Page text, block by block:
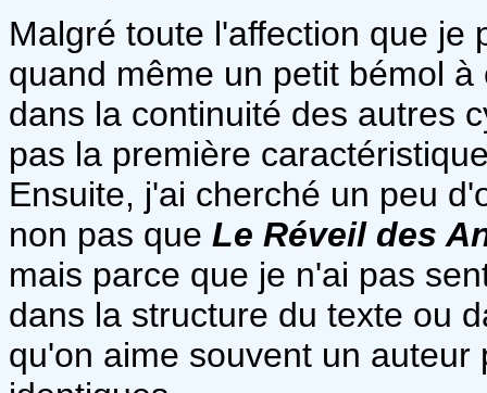
Malgré toute l'affection que je
quand même un petit bémol
dans la continuité des autres
pas la première
Ensuite, j'ai cherché un peu
non pas que Le Réveil des
mais parce que je n'ai pas
dans la structure du texte ou
qu'on aime souvent un